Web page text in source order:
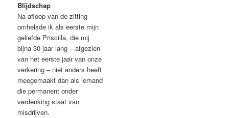
Blijdschap
Na afloop van de zitting
omhelsde ik als eerste mijn
geliefde Priscilla, die mij
bijna 30 jaar lang – afgezien
van het eerste jaar van onze
verkering – niet anders heeft
meegemaakt dan als iemand
die permanent onder
verdenking staat van
misdrijven.